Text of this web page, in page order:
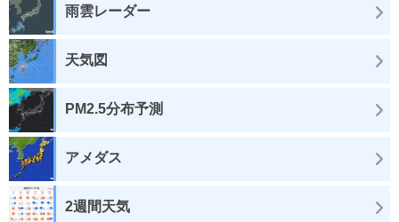
雨雲レーダー
天気図
PM2.5分布予測
アメダス
2週間天気